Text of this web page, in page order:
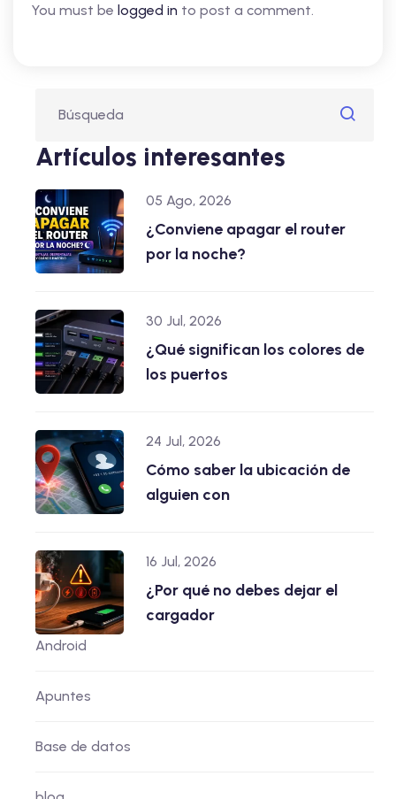
You must be logged in to post a comment.
Artículos interesantes
05 Ago, 2026
¿Conviene apagar el router
por la noche?
30 Jul, 2026
¿Qué significan los colores de
los puertos
24 Jul, 2026
Cómo saber la ubicación de
alguien con
16 Jul, 2026
¿Por qué no debes dejar el
cargador
Android
Apuntes
Base de datos